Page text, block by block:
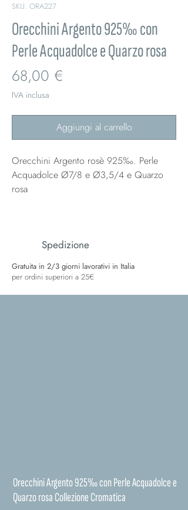
SKU: ORA227
Orecchini Argento 925‰ con
Perle Acquadolce e Quarzo rosa
68,00 €
IVA inclusa
Aggiungi al carrello
Orecchini Argento rosè 925‰. Perle
Acquadolce Ø7/8 e Ø3,5/4 e Quarzo
rosa
Spedizione
Gratuita in 2/3 giorni lavorativi in Italia
per ordini superiori a 25€
Orecchini Argento 925‰ con Perle Acquadolce e
Quarzo rosa Collezione Cromatica